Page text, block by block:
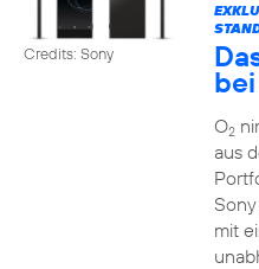
Credits: Sony
O2
aus
mit